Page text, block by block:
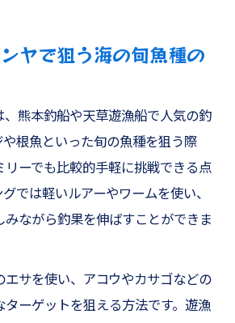
ヤで狙う海の旬魚種の
、熊本釣船や天草遊漁船で人気の釣
や根魚といった旬の魚種を狙う際
リーでも比較的手軽に挑戦できる点
では軽いルアーやワームを使い、
ながら釣果を伸ばすことができま
エサを使い、アコウやカサゴなどの
ーゲットを狙える方法です。遊漁